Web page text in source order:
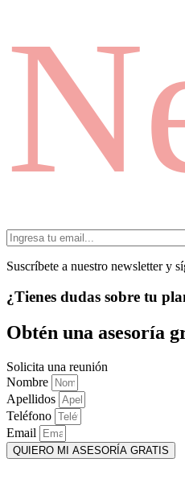
Suscríbete a nuestro newsletter y
¿Tienes dudas sobre tu
Obtén una asesoría
Solicita una reunión
Nombre
Apellidos
Teléfono
Email
QUIERO MI ASESORÍA GRATIS